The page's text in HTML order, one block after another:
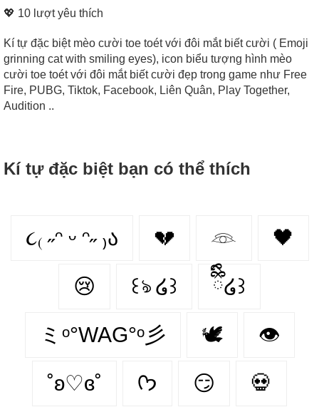
💖 10 lượt yêu thích
Kí tự đặc biệt mèo cười toe toét với đôi mắt biết cười ( Emoji
grinning cat with smiling eyes), icon biểu tượng hình mèo
cười toe toét với đôi mắt biết cười đẹp trong game như Free
Fire, PUBG, Tiktok, Facebook, Liên Quân, Play Together,
Audition ..
Kí tự đặc biệt bạn có thể thích
૮₍ ˶ᵔ ᵕ ᵔ˶ ₎ა 💔 𓁻 🖤
😢 ꒰ঌ ໒꒱ ྀིྀི໒꒱
ミᵒ°WAG°ᵒ彡 🕊️ 👁
˚ʚ♡ɞ˚ ᡣ𐭩 😏 💀